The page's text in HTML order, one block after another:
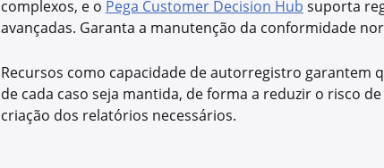
complexos, e o Pega Customer Decision Hub suporta
avançadas. Garanta a manutenção da conformidade
Recursos como capacidade de autorregistro garantem
de cada caso seja mantida, de forma a reduzir o risco
criação dos relatórios necessários.